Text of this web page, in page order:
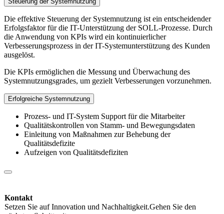
Die effektive Steuerung der Systemnutzung ist ein entscheidender
Erfolgsfaktor für die IT-Unterstützung der SOLL-Prozesse. Durch
die Anwendung von KPIs wird ein kontinuierlicher
Verbesserungsprozess in der IT-Systemunterstützung des Kunden
ausgelöst.
Die KPIs ermöglichen die Messung und Überwachung des
Systemnutzungsgrades, um gezielt Verbesserungen vorzunehmen.
Erfolgreiche Systemnutzung
Prozess- und IT-System Support für die Mitarbeiter
Qualitätskontrollen von Stamm- und Bewegungsdaten
Einleitung von Maßnahmen zur Behebung der
Qualitätsdefizite
Aufzeigen von Qualitätsdefiziten
Kontakt
Setzen Sie auf Innovation und Nachhaltigkeit.Gehen Sie den